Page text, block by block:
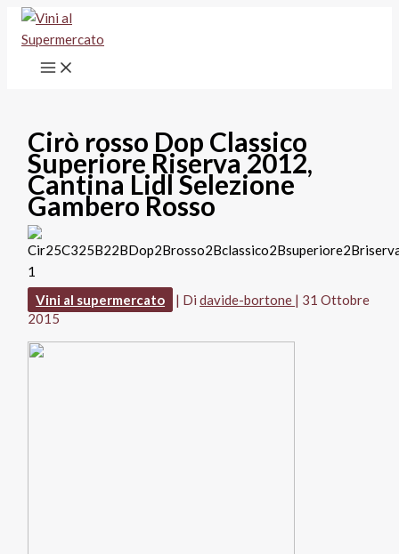
Vai
contenuto
Cirò rosso Dop Classico
Superiore Riserva 2012,
Cantina Lidl Selezione
Gambero Rosso
Vini al supermercato | Didavide-bortone | 31 Ottobre
2015